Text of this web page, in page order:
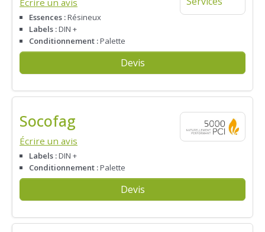
Écrire un avis
Essences :Résineux
Labels :DIN +
Conditionnement :Palette
Devis
Socofag
Écrire un avis
Labels :DIN +
Conditionnement :Palette
Devis